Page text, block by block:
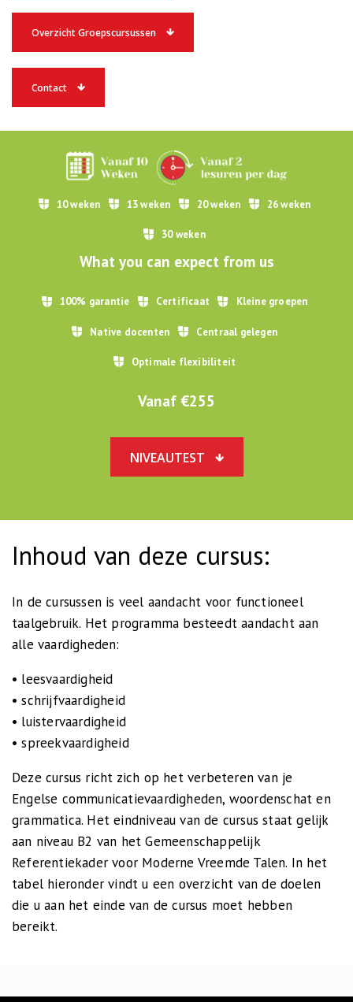
Overzicht Groepscursussen
Contact
10 weken 13 weken 20 weken 26 weken
30 weken
What you can expect from us
100% garantie Certificaat Kleine groepen
Native docenten Centraal gelegen
Optimale flexibiliteit
Vanaf €255
NIVEAUTEST
Inhoud van deze cursus:
In de cursussen is veel aandacht voor functioneel
taalgebruik. Het programma besteedt aandacht aan
alle vaardigheden:
• leesvaardigheid
• schrijfvaardigheid
• luistervaardigheid
• spreekvaardigheid
Deze cursus richt zich op het verbeteren van je
Engelse communicatievaardigheden, woordenschat en
grammatica. Het eindniveau van de cursus staat gelijk
aan niveau B2 van het Gemeenschappelijk
Referentiekader voor Moderne Vreemde Talen. In het
tabel hieronder vindt u een overzicht van de doelen
die u aan het einde van de cursus moet hebben
bereikt.